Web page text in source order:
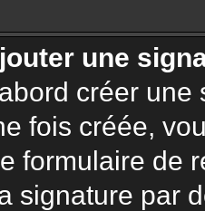
une
créer
fois créée,
formulaire de
signature par